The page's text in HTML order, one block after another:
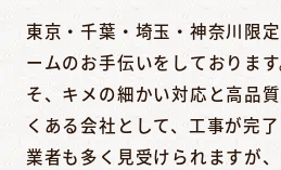
東京・千葉・埼玉・神奈川限
ームのお手伝いをしておりま
そ、キメの細かい対応と高品
くある会社として、工事が完
業者も多く見受けられますが